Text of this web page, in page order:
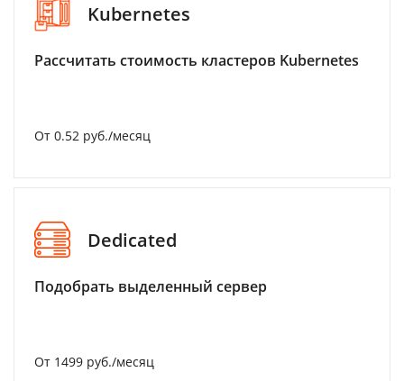
Kubernetes
Рассчитать стоимость кластеров Kubernetes
От 0.52 руб./месяц
Dedicated
Подобрать выделенный сервер
От 1499 руб./месяц